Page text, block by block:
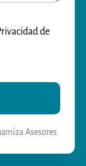
de
Asesores.